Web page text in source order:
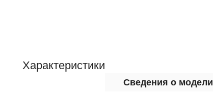
Характеристики
Сведения о модели